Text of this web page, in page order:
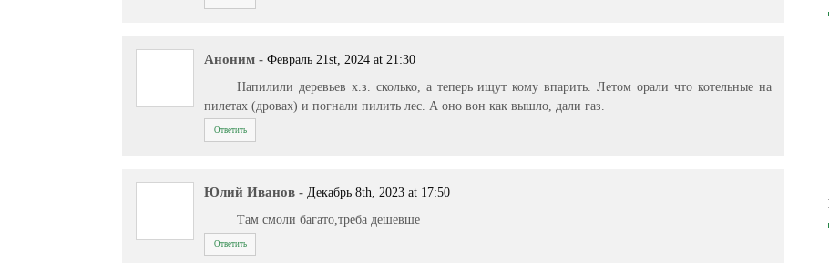
Аноним - Февраль 21st, 2024 at 21:30
Напилили деревьев х.з. сколько, а теперь ищут кому впарить. Летом орали что котельные на
пилетах (дровах) и погнали пилить лес. А оно вон как вышло, дали газ.
Ответить
Юлий Иванов - Декабрь 8th, 2023 at 17:50
Там смоли багато,треба дешевше
Ответить